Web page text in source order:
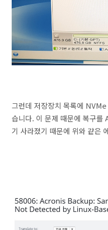
그런데 저장장치 목록에
습니다. 이 문제 때문에 복구를
기 사라졌기 때문에 위와 같은